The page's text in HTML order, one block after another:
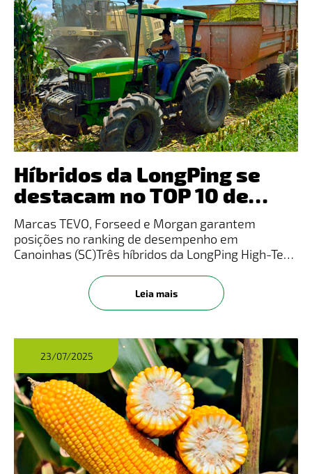
Híbridos da LongPing se
destacam no TOP 10 de
Silagem na Safra
2024/2025
Marcas TEVO, Forseed e Morgan garantem
posições no ranking de desempenho em
Canoinhas (SC)Três híbridos da LongPing High-Tech
Silagem na Safra 2024/2025, em ensaio realizado
em Canoinhas (SC), com plantio em se
Leia mais
23/07/2025